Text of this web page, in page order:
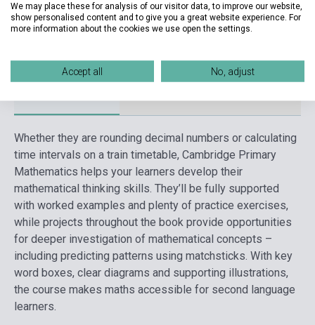
Kiadási év 2021
Whether they are rounding decimal numbers or calculating
time intervals on a train timetable, Cambridge Primary
Mathematics helps your learners develop their
mathematical thinking skills. They’ll be fully supported
with worked examples and plenty of practice exercises,
while projects throughout the book provide opportunities
for deeper investigation of mathematical concepts –
including predicting patterns using matchsticks. With key
word boxes, clear diagrams and supporting illustrations,
the course makes maths accessible for second language
learners.
We may place these for analysis of our visitor data, to improve our website,
show personalised content and to give you a great website experience. For
more information about the cookies we use open the settings.
Accept all No, adjust